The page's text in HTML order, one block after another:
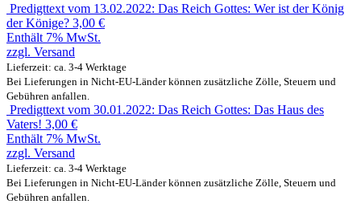
Predigttext vom 13.02.2022: Das Reich Gottes: Wer ist der König
der Könige? 3,00 €
Enthält 7% MwSt.
zzgl. Versand
Lieferzeit: ca. 3-4 Werktage
Bei Lieferungen in Nicht-EU-Länder können zusätzliche Zölle, Steuern und
Gebühren anfallen.
Predigttext vom 30.01.2022: Das Reich Gottes: Das Haus des
Vaters! 3,00 €
Enthält 7% MwSt.
zzgl. Versand
Lieferzeit: ca. 3-4 Werktage
Bei Lieferungen in Nicht-EU-Länder können zusätzliche Zölle, Steuern und
Gebühren anfallen.